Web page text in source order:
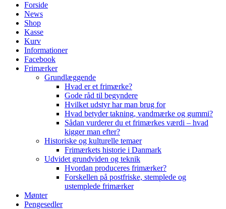
Forside
News
Shop
Kasse
Kurv
Informationer
Facebook
Frimærker
Grundlæggende
Hvad er et frimærke?
Gode råd til begyndere
Hvilket udstyr har man brug for
Hvad betyder takning, vandmærke og gummi?
Sådan vurderer du et frimærkes værdi – hvad
kigger man efter?
Historiske og kulturelle temaer
Frimærkets historie i Danmark
Udvidet grundviden og teknik
Hvordan produceres frimærker?
Forskellen på postfriske, stemplede og
ustemplede frimærker
Mønter
Pengesedler